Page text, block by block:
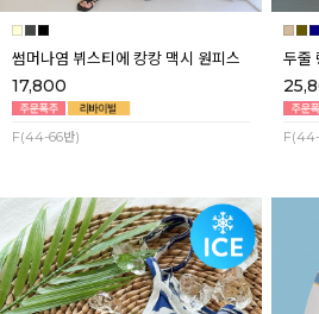
썸머나염 뷔스티에 캉캉 맥시 원피스
17,800
F(44-66반)
두줄